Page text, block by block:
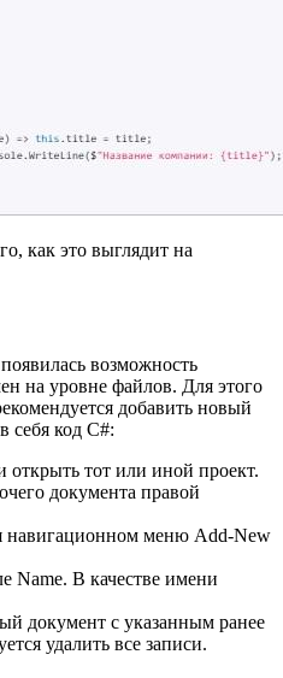
как это выглядит на
возможность
на уровне файлов. Для этого
добавить новый
себя код C#:
открыть тот или иной проект.
документа правой
навигационном меню Add-New
Name. В качестве имени
документ с указанным ранее
удалить все записи.